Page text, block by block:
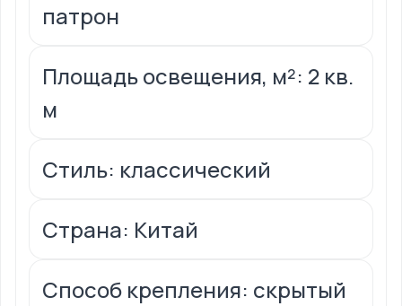
патрон
Площадь освещения, м²: 2 кв.
м
Стиль: классический
Страна: Китай
Способ крепления: скрытый